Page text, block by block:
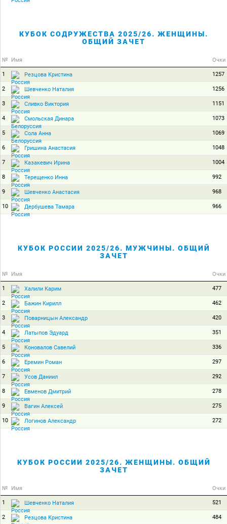
КУБОК СОДРУЖЕСТВА 2025/26. ЖЕНЩИНЫ.
ОБЩИЙ ЗАЧЕТ
№ Имя Очки
1 Резцова Кристина 1257
2 Шевченко Наталия 1256
3 Сливко Виктория 1151
4 Смольская Динара 1073
5 Сола Анна 1069
6 Гришина Анастасия 1048
7 Казакевич Ирина 1004
8 Терещенко Инна 992
9 Шевченко Анастасия 968
10 Дербушева Тамара 966
КУБОК РОССИИ 2025/26. МУЖЧИНЫ. ОБЩИЙ
ЗАЧЕТ
№ Имя Очки
1 Халили Карим 477
2 Бажин Кирилл 462
3 Поварницын Александр 420
4 Латыпов Эдуард 351
5 Коновалов Савелий 336
6 Еремин Роман 297
7 Усов Даниил 292
8 Евменов Дмитрий 278
9 Вагин Алексей 275
10 Логинов Александр 272
КУБОК РОССИИ 2025/26. ЖЕНЩИНЫ. ОБЩИЙ
ЗАЧЕТ
№ Имя Очки
1 Шевченко Наталия 521
2 Резцова Кристина 484